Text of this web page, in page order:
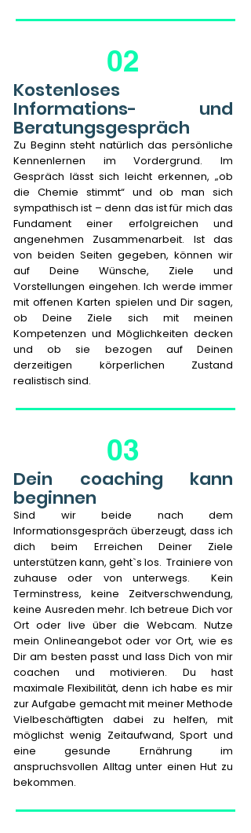
02
Kostenloses
Informations- und
Beratungsgespräch
Zu Beginn steht natürlich das persönliche
Kennenlernen im Vordergrund. Im
Gespräch lässt sich leicht erkennen, „ob
die Chemie stimmt“ und ob man sich
sympathisch ist – denn das ist für mich das
Fundament einer erfolgreichen und
angenehmen Zusammenarbeit. Ist das
von beiden Seiten gegeben, können wir
auf Deine Wünsche, Ziele und
Vorstellungen eingehen. Ich werde immer
mit offenen Karten spielen und Dir sagen,
ob Deine Ziele sich mit meinen
Kompetenzen und Möglichkeiten decken
und ob sie bezogen auf Deinen
derzeitigen körperlichen Zustand
realistisch sind.
03
Dein coaching kann
beginnen
Sind wir beide nach dem
Informationsgespräch überzeugt, dass ich
dich beim Erreichen Deiner Ziele
unterstützen kann, geht`s los. Trainiere von
zuhause oder von unterwegs. Kein
Terminstress, keine Zeitverschwendung,
keine Ausreden mehr. Ich betreue Dich vor
Ort oder live über die Webcam. Nutze
mein Onlineangebot oder vor Ort, wie es
Dir am besten passt und lass Dich von mir
coachen und motivieren. Du hast
maximale Flexibilität, denn ich habe es mir
zur Aufgabe gemacht mit meiner Methode
Vielbeschäftigten dabei zu helfen, mit
möglichst wenig Zeitaufwand, Sport und
eine gesunde Ernährung im
anspruchsvollen Alltag unter einen Hut zu
bekommen.